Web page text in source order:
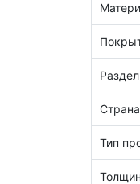
Раздел
Тип